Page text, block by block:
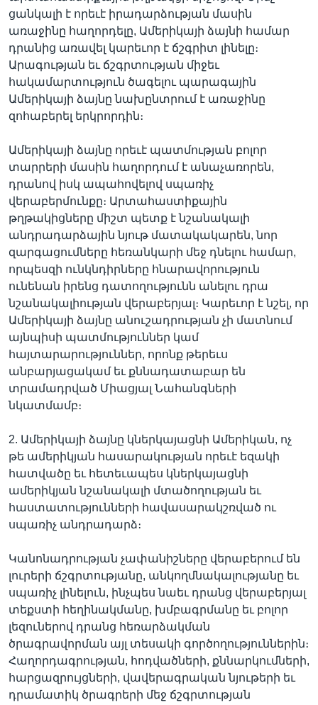
ցանկալի է որեւէ իրադարձության մասին
առաջինը հաղորդելը, Ամերիկայի ձայնի համար
դրանից առավել կարեւոր է ճշգրիտ լինելը։
Արագության եւ ճշգրտության միջեւ
հակամարտություն ծագելու պարագային
Ամերիկայի ձայնը նախընտրում է առաջինը
զոհաբերել երկրորդին։
Ամերիկայի ձայնը որեւէ պատմության բոլոր
տարրերի մասին հաղորդում է անաչառորեն,
դրանով իսկ ապահովելով սպառիչ
վերաբերմունքը։ Արտահաստիքային
թղթակիցները միշտ պետք է նշանակալի
անդրադարձային նյութ մատակակարեն, նոր
զարգացումները հեռանկարի մեջ դնելու համար,
որպեսզի ունկնդիրները հնարավորություն
ունենան իրենց դատողությունն անելու դրա
նշանակալիության վերաբերյալ։ Կարեւոր է նշել, որ
Ամերիկայի ձայնը անուշադրության չի մատնում
այնպիսի պատմություններ կամ
հայտարարություններ, որոնք թերեւս
անբարյացակամ եւ քննադատաբար են
տրամադրված Միացյալ Նահանգների
նկատմամբ։
2. Ամերիկայի ձայնը կներկայացնի Ամերիկան, ոչ
թե ամերիկյան հասարակության որեւէ եզակի
հատվածը եւ հետեւապես կներկայացնի
ամերիկյան նշանակալի մտածողության եւ
հաստատությունների հավասարակշռված ու
սպառիչ անդրադարձ։
Կանոնադրության չափանիշները վերաբերում են
լուրերի ճշգրտությանը, անկողմնակալությանը եւ
սպառիչ լինելուն, ինչպես նաեւ դրանց վերաբերյալ
տեքստի հեղինակմանը, խմբագրմանը եւ բոլոր
լեզուներով դրանց հեռարձակման
ծրագրավորման այլ տեսակի գործողություններին։
Հաղորդագրության, հոդվածների, քննարկումների,
հարցազրույցների, վավերագրական նյութերի եւ
դրամատիկ ծրագրերի մեջ ճշգրտության